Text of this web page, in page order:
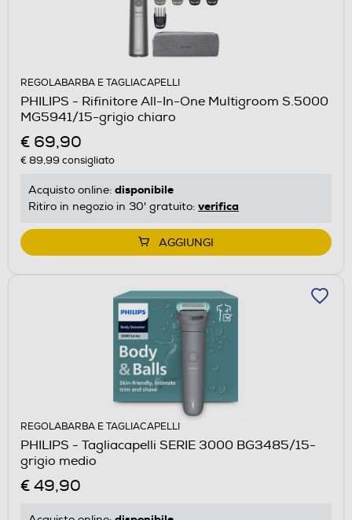
REGOLABARBA E TAGLIACAPELLI
PHILIPS - Rifinitore All-In-One Multigroom S.5000
MG5941/15-grigio chiaro
€ 69,90
€ 89,99 consigliato
Acquisto online: disponibile
Ritiro in negozio in 30' gratuito: verifica
AGGIUNGI
REGOLABARBA E TAGLIACAPELLI
PHILIPS - Tagliacapelli SERIE 3000 BG3485/15-
grigio medio
€ 49,90